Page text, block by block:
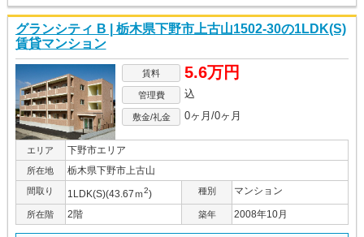
グランシティ B | 栃木県下野市上古山1502-30の1LDK(S)
賃貸マンション
賃料 5.6万円
管理費 込
敷金/礼金 0ヶ月/0ヶ月
エリア 下野市エリア
所在地 栃木県下野市上古山
間取り 1LDK(S)(43.67ｍ2) 種別 マンション
所在階 2階 築年 2008年10月